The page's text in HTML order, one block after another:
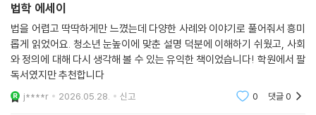
법학 에세이
법을 어렵고 딱딱하게만 느꼈는데 다양한 사례와 이야기로 풀어줘서 흥미
롭게 읽었어요. 청소년 눈높이에 맞춘 설명 덕분에 이해하기 쉬웠고, 사회
와 정의에 대해 다시 생각해 볼 수 있는 유익한 책이었습니다! 학원에서 팔
독서였지만 추천합니다
j****r 2026.05.28. 신고 0 댓글0